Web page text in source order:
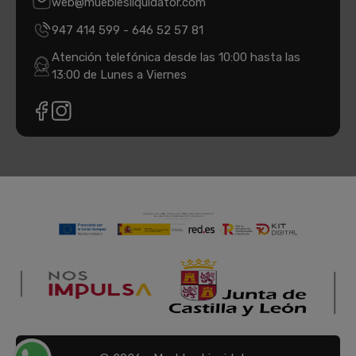
947 414 599 - 646 52 57 81
Atención telefónica desde las 10:00 hasta las
13:00 de Lunes a Viernes